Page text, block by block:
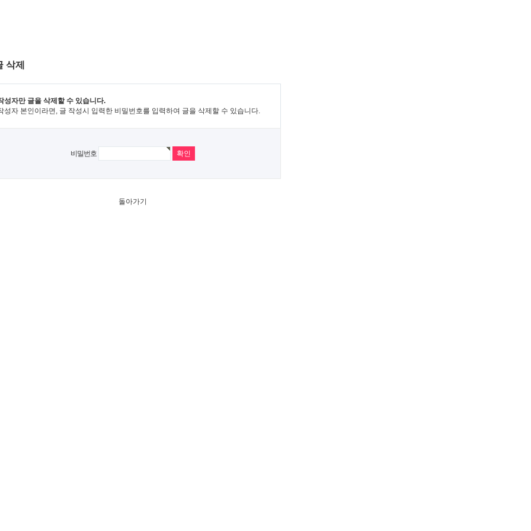
삭제
성자만 글을 삭제할 수 있습니다.
성자 본인이라면, 글 작성시 입력한 비밀번호를 입력하여 글을 삭제할 수 있습니다.
비밀번호
돌아가기